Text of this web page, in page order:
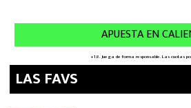
LAS FAVS